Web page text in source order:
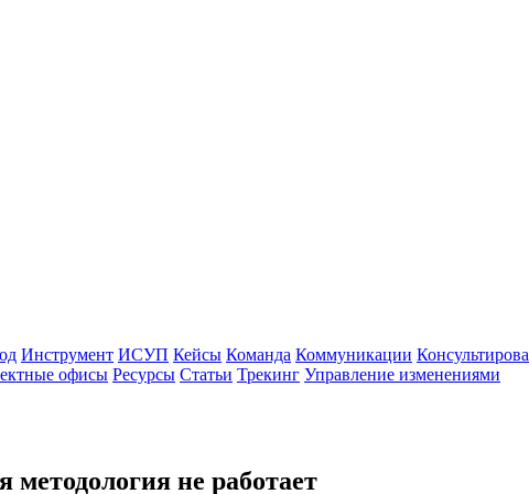
Инструмент ИСУП Кейсы Команда Коммуникации
офисы Ресурсы Статьи Трекинг Управление изменениями
не работает